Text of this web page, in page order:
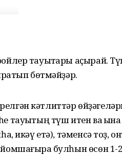
тауыҡтары аҫырай.
бөтмәйҙәр.
кәтлиттәр
тауыҡтың түш итен ваҡ
икәү етә), тәменсә тоҙ,
булһын өсөн 1-2